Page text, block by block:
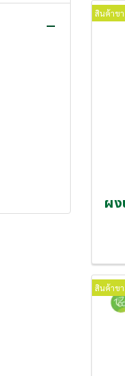
สินค้าข
ผง
สินค้าข